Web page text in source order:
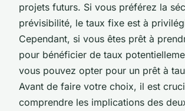
projets futurs. Si vous préférez la
prévisibilité, le taux fixe est à
Cependant, si vous êtes prêt à
pour bénéficier de taux
vous pouvez opter pour un prêt à
Avant de faire votre choix, il est
comprendre les implications des